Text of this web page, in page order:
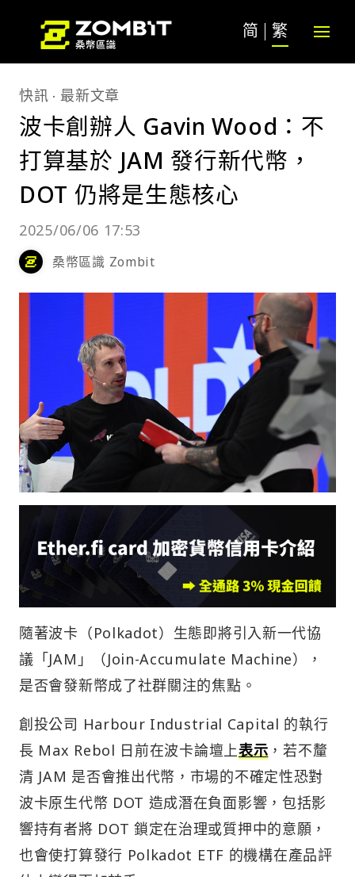
简 繁
快訊 最新文章
波卡創辦人 Gavin Wood：不
打算基於 JAM 發行新代幣，
DOT 仍將是生態核心
2025/06/06 17:53
桑幣區識 Zombit
隨著波卡（Polkadot）生態即將引入新一代協
議「JAM」（Join-Accumulate Machine），
是否會發新幣成了社群關注的焦點。
創投公司 Harbour Industrial Capital 的執行
長 Max Rebol 日前在波卡論壇上表示 ，若不釐
清 JAM 是否會推出代幣，市場的不確定性恐對
波卡原生代幣 DOT 造成潛在負面影響，包括影
響持有者將 DOT 鎖定在治理或質押中的意願，
也會使打算發行 Polkadot ETF 的機構在產品評